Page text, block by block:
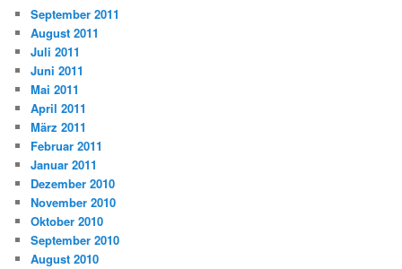
September 2011
August 2011
Juli 2011
Juni 2011
Mai 2011
April 2011
März 2011
Februar 2011
Januar 2011
Dezember 2010
November 2010
Oktober 2010
September 2010
August 2010